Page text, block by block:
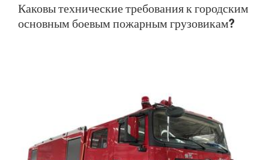
Каковы технические требования к городским
основным боевым пожарным грузовикам?